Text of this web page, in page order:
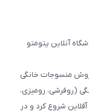
آنلاین پتومتو
را از سال 1393در زمینه فروش منسوجات خانگی
(روفرشی، رومیزی،
شروع کرد و در